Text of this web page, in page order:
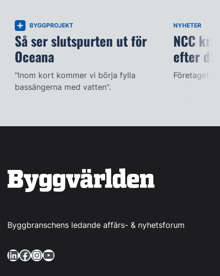
BYGGPROJEKT
Så ser slutspurten ut för
Oceana
"Inom kort kommer vi börja fylla
bassängerna med vatten".
NYHETER
NCC
efter
Företaget
Byggbranschens ledande affärs- & nyhetsforum
LinkedIn Facebook InstagramYouTube